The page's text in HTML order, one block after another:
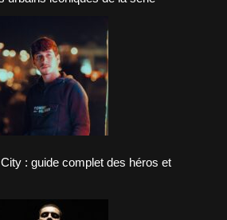
: guide complet des héros et